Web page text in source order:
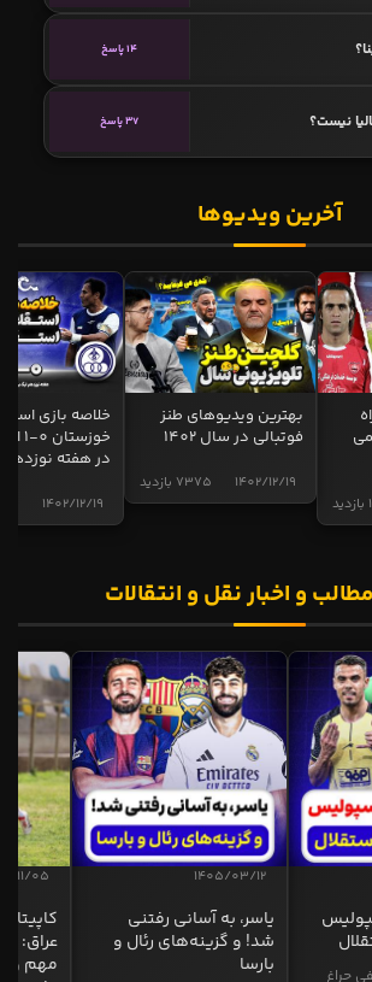
14 پاسخ
نیست؟ 37 پاسخ
آخرین ویدیوها
بهترین ویدیوهای طنز
فوتبالی در سال 1402
7375 بازدید 1402/12/19
خلاصه بازی
در هفته نوزدهم
1402/12/19
و اخبار نقل و انتقالات
چراغ
1405/03/12
یاسر، به آسانی رفتنی
شد! و گزینه‌های رئال و
بارسا
11/05
عراق:
مهم و